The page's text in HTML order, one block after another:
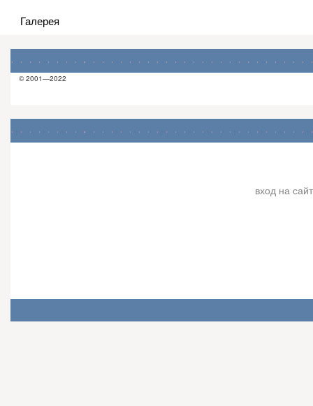
Галерея
© 2001—2022
вход на сайт